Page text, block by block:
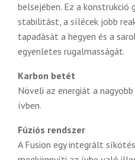
belsejében. Ez a
stabilitást, a sílécek jobb
tapadását a hegyen és a
egyenletes rugalmasságát.
Karbon betét
Növeli az energiát a
ívben.
Fúziós rendszer
A Fusion egy integrált